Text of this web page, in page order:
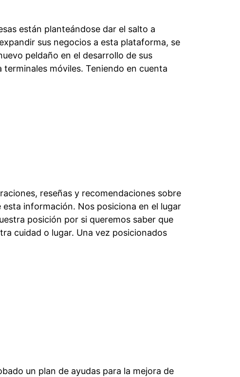
están planteándose dar el salto a
sus negocios a esta plataforma, se
peldaño en el desarrollo de sus
móviles. Teniendo en cuenta
reseñas y recomendaciones sobre
información. Nos posiciona en el lugar
posición por si queremos saber que
cuidad o lugar. Una vez posicionados
un plan de ayudas para la mejora de